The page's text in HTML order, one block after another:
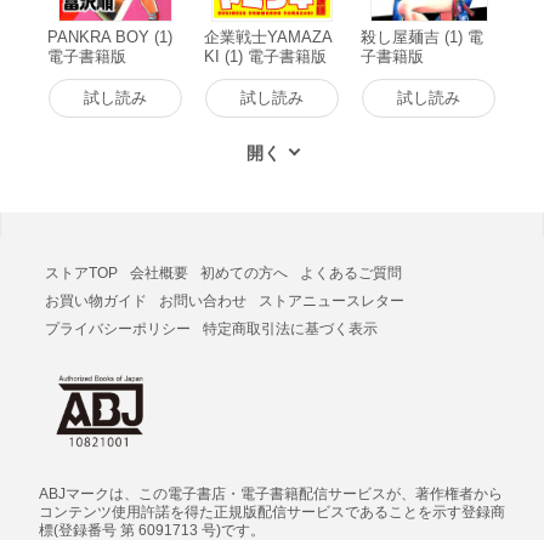
PANKRA BOY (1)
電子書籍版
試し読み
企業戦士YAMAZA
KI (1) 電子書籍版
試し読み
殺し屋麺吉 (1) 電
子書籍版
試し読み
ストアTOP 会社概要 初めての方へ
よくあるご質問
お買い物ガイド
お問い合わせ
ストアニュースレター
プライバシーポリシー
特定商取引法に基づく表示
ABJマークは、この電子書店・電子書籍配信サービスが、著作権者から
コンテンツ使用許諾を得た正規版配信サービスであることを示す登録商
標(登録番号 第 6091713 号)です。